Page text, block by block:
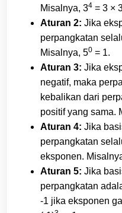
Misalnya, 34 = 3 ×
Aturan 2: Jika
perpangkatan
Misalnya, 50 = 1.
Aturan 3: Jika
negatif, maka
kebalikan dari
positif yang sama.
Aturan 4: Jika
perpangkatan
eksponen.
Aturan 5: Jika
perpangkatan
-1 jika eksponen